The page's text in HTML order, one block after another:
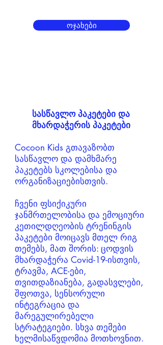
ოჯახები
სასწავლო პაკეტები და
მხარდაჭერის პაკეტები
Cocoon Kids გთავაზობთ
სასწავლო და დამხმარე
პაკეტებს სკოლებისა და
ორგანიზაციებისთვის.
ჩვენი ფსიქიკური
ჯანმრთელობისა და ემოციური
კეთილდღეობის ტრენინგის
პაკეტები მოიცავს მთელ რიგ
თემებს, მათ შორის: ცოდვის
მხარდაჭერა Covid-19-ისთვის,
ტრავმა, ACE-ები,
თვითდაზიანება, გადასვლები,
შფოთვა, სენსორული
ინტეგრაცია და
მარეგულირებელი
სტრატეგიები. სხვა თემები
ხელმისაწვდომია მოთხოვნით.